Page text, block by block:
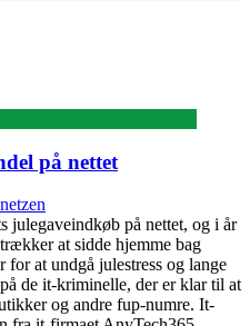
på nettet
julegaveindkøb på nettet, og i år
at sidde hjemme bag
at undgå julestress og lange
de it-kriminelle, der er klar til at
og andre fup-numre. It-